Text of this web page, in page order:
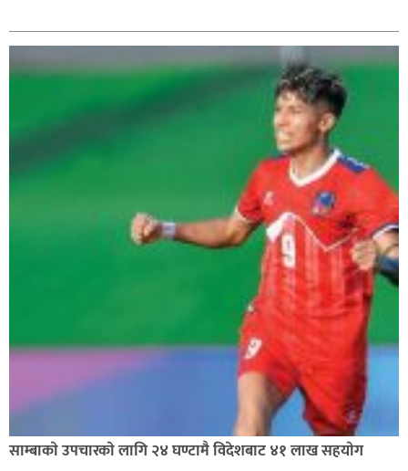
साम्बाकाे उपचारकाे लागि २४ घण्टामै विदेशबाट ४१ लाख सहयाेग